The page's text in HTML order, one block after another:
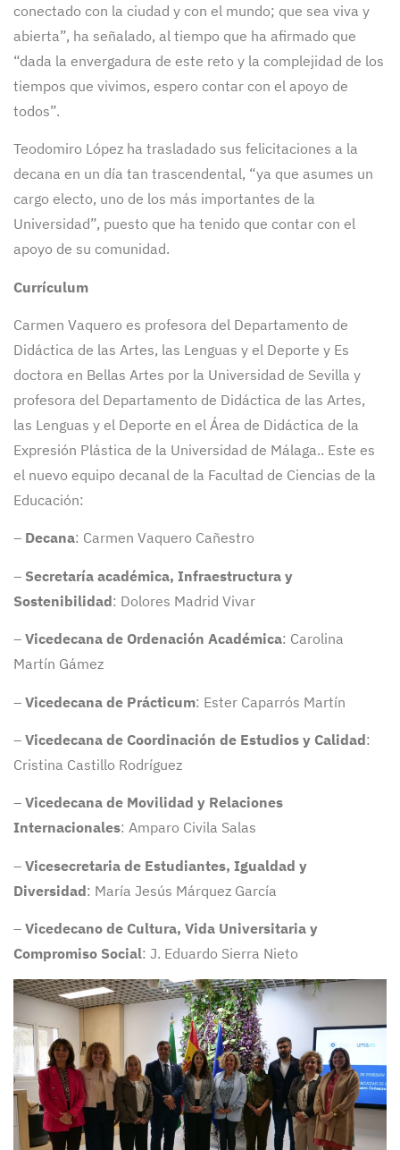
conectado con la ciudad y con el mundo; que sea viva y
abierta”, ha señalado, al tiempo que ha afirmado que
“dada la envergadura de este reto y la complejidad de los
tiempos que vivimos, espero contar con el apoyo de
todos”.
Teodomiro López ha trasladado sus felicitaciones a la
decana en un día tan trascendental, “ya que asumes un
cargo electo, uno de los más importantes de la
Universidad”, puesto que ha tenido que contar con el
apoyo de su comunidad.
Currículum
Carmen Vaquero es profesora del Departamento de
Didáctica de las Artes, las Lenguas y el Deporte y Es
doctora en Bellas Artes por la Universidad de Sevilla y
profesora del Departamento de Didáctica de las Artes,
las Lenguas y el Deporte en el Área de Didáctica de la
Expresión Plástica de la Universidad de Málaga.. Este es
el nuevo equipo decanal de la Facultad de Ciencias de la
Educación:
– Decana: Carmen Vaquero Cañestro
– Secretaría académica, Infraestructura y
Sostenibilidad: Dolores Madrid Vivar
– Vicedecana de Ordenación Académica: Carolina
Martín Gámez
– Vicedecana de Prácticum: Ester Caparrós Martín
– Vicedecana de Coordinación de Estudios y Calidad:
Cristina Castillo Rodríguez
– Vicedecana de Movilidad y Relaciones
Internacionales: Amparo Civila Salas
– Vicesecretaria de Estudiantes, Igualdad y
Diversidad: María Jesús Márquez García
– Vicedecano de Cultura, Vida Universitaria y
Compromiso Social: J. Eduardo Sierra Nieto